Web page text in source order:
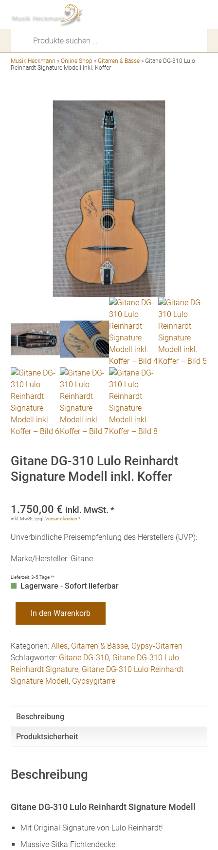
Musik Heckmann »Online Shop »Gitarren & Bässe »Gitane DG-310 Lulo
Reinhardt Signature Modell inkl. Koffer
Gitane DG-310 Lulo Reinhardt
Signature Modell inkl. Koffer
1.750,00 € inkl. MwSt. *
inkl. MwSt. zzgl.Versandkosten *
Unverbindliche Preisempfehlung des Herstellers (UVP):
Marke/Hersteller: Gitane
Lieferzeit:3-5 Tage **
Lagerware - Sofort lieferbar
Lulo
Reinhardt
Signature
Modell
Menge
In den Warenkorb
Kategorien:Alles, Gitarren & Bässe, Gypsy-Gitarren
Schlagwörter: Gitane DG-310, Gitane DG-310 Lulo
Reinhardt Signature, Gitane DG-310 Lulo Reinhardt
Signature Modell , Gypsygitarre
Beschreibung
Produktsicherheit
Beschreibung
Gitane DG-310 Lulo Reinhardt Signature Modell
Mit Original Signature von Lulo Reinhardt!
Massive Sitka Fichtendecke